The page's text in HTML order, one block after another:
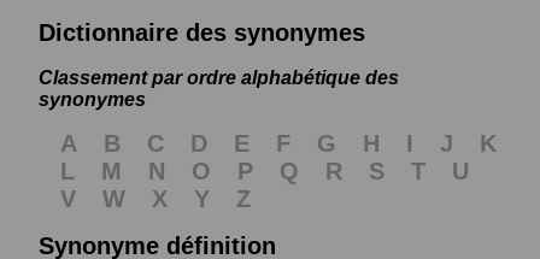
Dictionnaire des synonymes
Classement par ordre alphabétique des
synonymes
A B C D E F G H I J
K
L
M N O P Q R S T
U
V
W X Y
Z
Synonyme définition